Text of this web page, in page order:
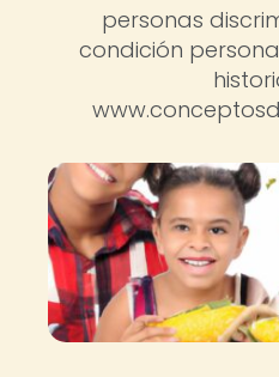
personas
condición